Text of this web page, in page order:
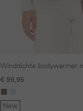
Winddichte bodywarmer
€ 99,95
New